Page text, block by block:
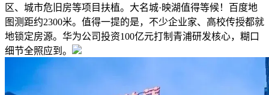
区、城市危旧房等项目扶植。大名城·映湖值得等候！百度地
图测距约2300米。值得一提的是，不少企业家、高校传授都就
地锁定房源。华为公司投资100亿元打制青浦研发核心，糊口
细节全照应到。